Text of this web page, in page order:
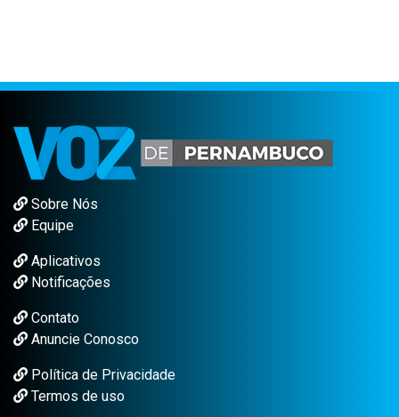
Sobre Nós
Equipe
Aplicativos
Notificações
Contato
Anuncie Conosco
Política de Privacidade
Termos de uso